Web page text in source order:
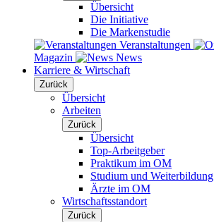
Übersicht
Die Initiative
Die Markenstudie
Veranstaltungen
Magazin
News
Karriere & Wirtschaft
Zurück
Übersicht
Arbeiten
Zurück
Übersicht
Top-Arbeitgeber
Praktikum im OM
Studium und Weiterbildung
Ärzte im OM
Wirtschaftsstandort
Zurück